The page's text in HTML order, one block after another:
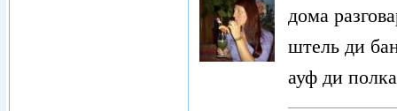
дома
штель ди
ауф ди